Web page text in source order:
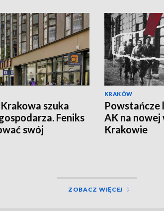
szuka
Feniks
swój
KRAKÓW
Powstańcze
AK na
Krakowie
ZOBACZ WIĘCEJ